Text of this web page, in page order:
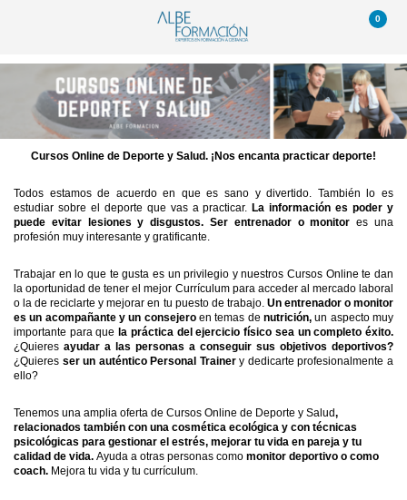
0
Cursos Online de Deporte y Salud. ¡Nos encanta practicar deporte!
Todos estamos de acuerdo en que es sano y divertido. También lo es
estudiar sobre el deporte que vas a practicar.La información es poder y
puede evitar lesiones y disgustos. Ser entrenador o monitor es una
profesión muy interesante y gratificante.
Trabajar en lo que te gusta es un privilegio y nuestros Cursos Online te dan
la oportunidad de tener el mejor Currículum para acceder al mercado laboral
o la de reciclarte y mejorar en tu puesto de trabajo. Un entrenador o monitor
es un acompañante y un consejeroen temas denutrición, un aspecto muy
importante para quela práctica del ejercicio físico sea un completo éxito.
¿Quieres ayudar a las personas a conseguir sus objetivos deportivos?
¿Quieres ser un auténtico Personal Trainery dedicarte profesionalmente a
ello?
Tenemos una amplia oferta de Cursos Online de Deporte y Salud,
relacionados también con una cosmética ecológica y con técnicas
psicológicas para gestionar el estrés, mejorar tu vida en pareja y tu
calidad de vida. Ayuda a otras personas como monitor deportivo o como
coach. Mejora tu vida y tu currículum.